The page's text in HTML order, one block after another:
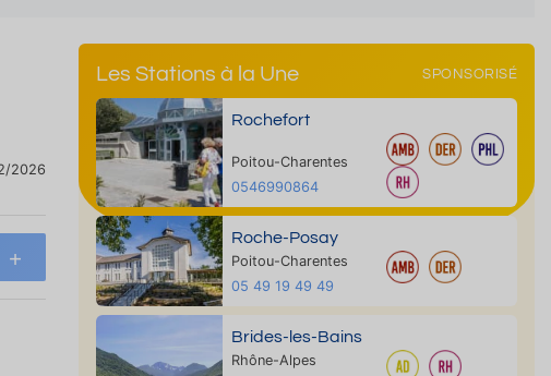
2026
Les Stations à la Une SPONSORISÉ
Rochefort
Poitou-Charentes
0546990864
Roche-Posay
Poitou-Charentes
05 49 19 49 49
Brides-les-Bains
Rhône-Alpes